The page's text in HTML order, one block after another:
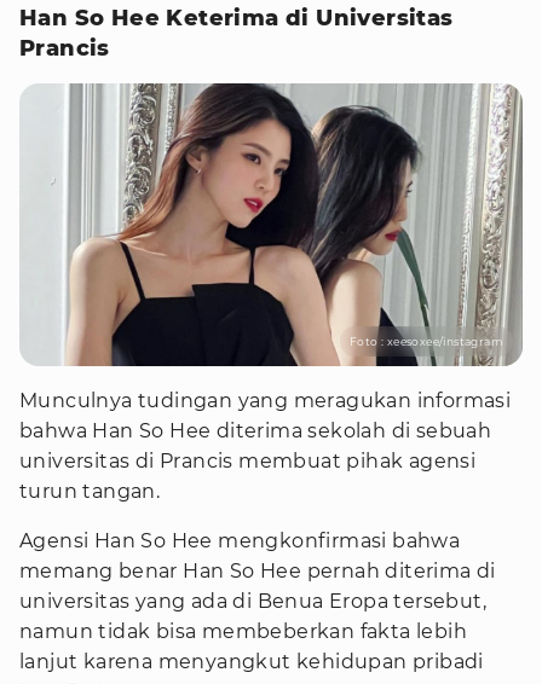
Han So Hee Keterima di Universitas
Prancis
Foto : xeesoxee/instagram
Munculnya tudingan yang meragukan informasi
bahwa Han So Hee diterima sekolah di sebuah
universitas di Prancis membuat pihak agensi
turun tangan.
Agensi Han So Hee mengkonfirmasi bahwa
memang benar Han So Hee pernah diterima di
universitas yang ada di Benua Eropa tersebut,
namun tidak bisa membeberkan fakta lebih
lanjut karena menyangkut kehidupan pribadi